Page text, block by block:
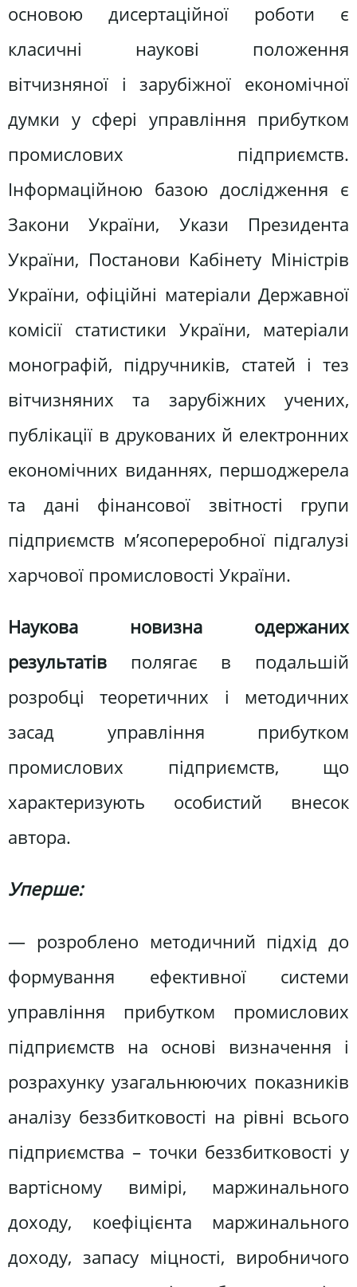
основою дисертаційної роботи є
класичні наукові положення
вітчизняної і зарубіжної економічної
думки у сфері управління прибутком
промислових підприємств.
Інформаційною базою дослідження є
Закони України, Укази Президента
України, Постанови Кабінету Міністрів
України, офіційні матеріали Державної
комісії статистики України, матеріали
монографій, підручників, статей і тез
вітчизняних та зарубіжних учених,
публікації в друкованих й електронних
економічних виданнях, першоджерела
та дані фінансової звітності групи
підприємств м’ясопереробної підгалузі
харчової промисловості України.
Наукова новизна одержаних
результатів полягає в подальшій
розробці теоретичних і методичних
засад управління прибутком
промислових підприємств, що
характеризують особистий внесок
автора.
Уперше:
— розроблено методичний підхід до
формування ефективної системи
управління прибутком промислових
підприємств на основі визначення і
розрахунку узагальнюючих показників
аналізу беззбитковості на рівні всього
підприємства – точки беззбитковості у
вартісному вимірі, маржинального
доходу, коефіцієнта маржинального
доходу, запасу міцності, виробничого